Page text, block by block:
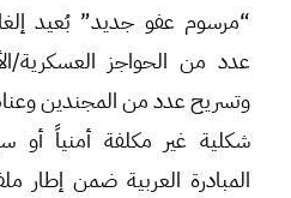
“مرسوم عفو جديد” بُعيد
عدد من الحواجز العسكرية/
وتسريح عدد من المجندين
شكلية غير مكلفة أمنياً أو
المبادرة العربية ضمن إطار